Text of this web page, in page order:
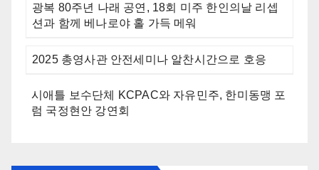
광복 80주년 나래 공연, 18회 미주 한인의날 리셉
션과 함께 베나로야 홀 가득 메워
2025 총영사관 안전세미나 알찬시간으로 호응
시애틀 보수단체 KCPAC와 자유민주, 한미동맹 포
럼 국정현안 강연회